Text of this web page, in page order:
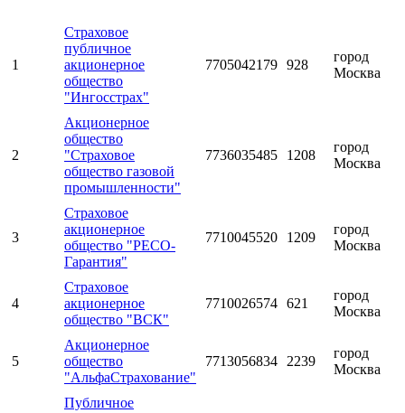
1
Страховое
публичное
акционерное
общество
"Ингосстрах"
7705042179 928
город
Москва
2
Акционерное
общество
"Страховое
общество газовой
промышленности"
7736035485 1208
город
Москва
3
Страховое
акционерное
общество "РЕСО-
Гарантия"
7710045520 1209
город
Москва
4
Страховое
акционерное
общество "ВСК"
7710026574 621
город
Москва
5
Акционерное
общество
"АльфаСтрахование"
7713056834 2239
город
Москва
Публичное